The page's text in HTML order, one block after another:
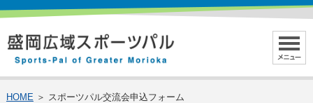
HOME＞ スポーツパル交流会申込フォーム